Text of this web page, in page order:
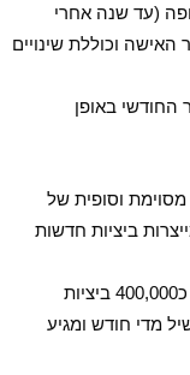
(עד שנה אחרי
וכוללת שינויים
באופן
וסופית של
ביציות חדשות
כאשר האישה מגיעה לבגרות מינית, מבשילות כ400,000 ביציות
מדי חודש ומגיע